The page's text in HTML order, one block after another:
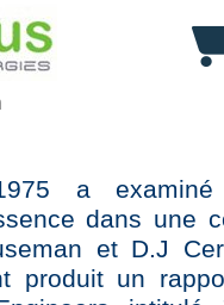
a examiné
dans une
et D.J
produit un